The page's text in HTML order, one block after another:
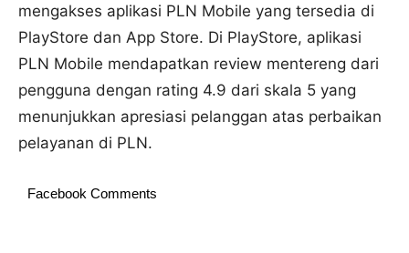
mengakses aplikasi PLN Mobile yang tersedia di
PlayStore dan App Store. Di PlayStore, aplikasi
PLN Mobile mendapatkan review mentereng dari
pengguna dengan rating 4.9 dari skala 5 yang
menunjukkan apresiasi pelanggan atas perbaikan
pelayanan di PLN.
Facebook Comments